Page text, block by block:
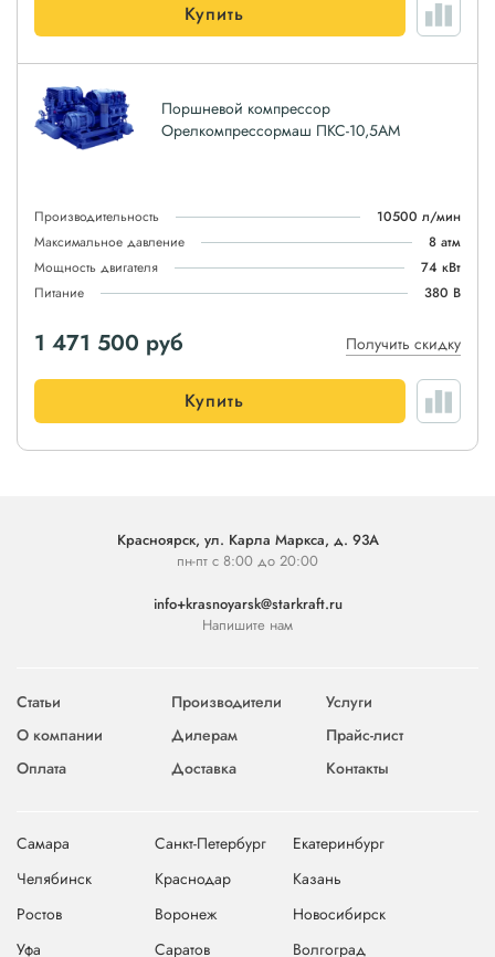
Купить
Поршневой компрессор
Орелкомпрессормаш ПКС-10,5АМ
Производительность
10500 л/мин
Максимальное давление
8 атм
Мощность двигателя
74 кВт
Питание
380 В
1 471 500 руб Получить скидку
Купить
Красноярск, ул. Карла Маркса, д. 93А
пн-пт с 8:00 до 20:00
info+krasnoyarsk@starkraft.ru
Напишите нам
Статьи Производители
Услуги
О компании
Дилерам
Прайс-лист
Оплата
Доставка Контакты
Самара Санкт-Петербург
Екатеринбург
Челябинск
Краснодар
Казань
Ростов
Воронеж
Новосибирск
Уфа
Саратов Волгоград